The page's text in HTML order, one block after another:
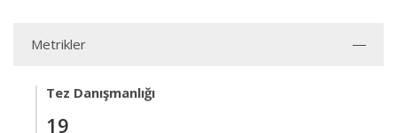
Metrikler
Tez Danışmanlığı
19